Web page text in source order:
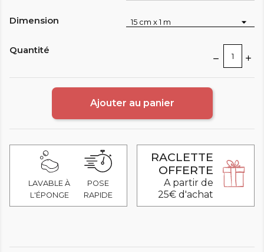
Dimension
Quantité
Ajouter au panier
LAVABLE À
L'ÉPONGE
POSE
RAPIDE
RACLETTE
OFFERTE
A partir de
25€ d'achat